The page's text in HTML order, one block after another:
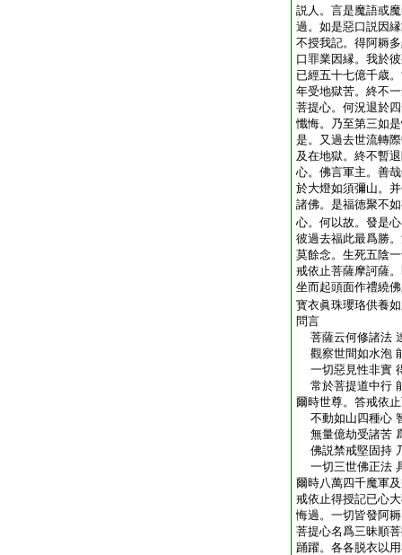
説人。言是魔語或
過。如是惡口説因
不授我記。得阿耨
口罪業因縁。我於
已經五十七億千歳
年受地獄苦。終不
菩提心。何況退於
懺悔。乃至第三如
是。又過去世流轉
及在地獄。終不暫
心。佛言軍主。善
於大燈如須彌山。
諸佛。是福徳聚不
心。何以故。發是
彼過去福此最爲勝
莫餘念。生死五陰
戒依止菩薩摩訶薩
坐而起頭面作禮繞
寳衣眞珠瓔珞供養
問言
菩薩云何修諸法
觀察世間如水泡
一切惡見性非實
常於菩提道中行
爾時世尊。答戒依
不動如山四種心
無量億劫受諸苦
佛説禁戒堅固持
一切三世佛正法
爾時八萬四千魔軍
戒依止得授記已心
悔過。一切皆發阿
菩提心名爲三昧順
踊躍。各各脱衣以